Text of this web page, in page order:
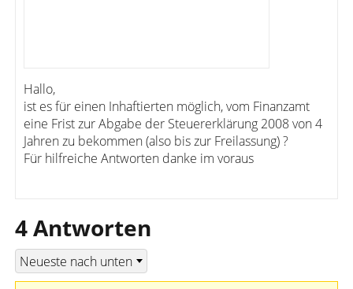
Hallo,
ist es für einen Inhaftierten möglich, vom Finanzamt
eine Frist zur Abgabe der Steuererklärung 2008 von 4
Jahren zu bekommen (also bis zur Freilassung) ?
Für hilfreiche Antworten danke im voraus
4 Antworten